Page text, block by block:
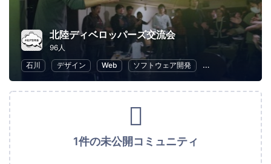
北陸ディベロッパーズ交流会
96人
石川
デザイン Web ソフトウェア開発 プログラミング
1件の未公開コミュニティ